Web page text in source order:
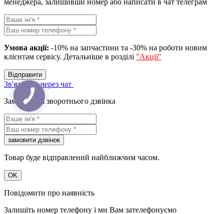
Умова акції: -10% на запчастини та -30% на роботи новим
клієнтам сервісу. Детальніше в розділі "Акції"
Вiдправити
Зв'язатися через чат
Замовлення зворотнього дзвінка
замовити дзвiнок
Товар буде відправлений найближчим часом.
OK
Повідомити про наявність
Залишіть номер телефону і ми Вам зателефонуємо
КНОПКА
ЗВ'ЯЗКУ